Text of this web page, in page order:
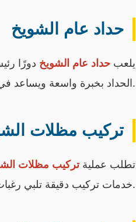
حداد عام الشويخ
يلعب حداد عام الشويخ دورًا
الحداد بخبرة واسعة ويساعد في تلبية احتياجات المشاريع التجارية والسكنية.
تركيب مظلات
تطلب عمليةتركيب مظلات
خدمات تركيب دقيقة تلبي رغبات العملاء وتتناسب مع التصميمات المختلفة.